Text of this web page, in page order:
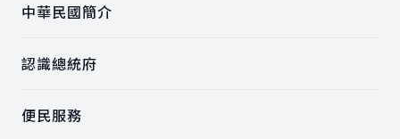
中華民國簡介
認識總統府
便民服務